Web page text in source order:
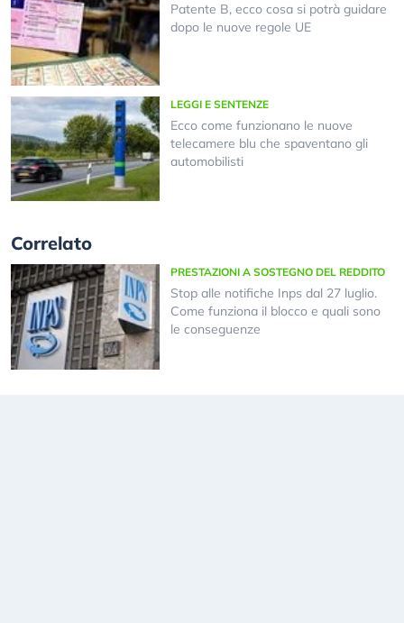
Patente B, ecco cosa si potrà guidare
dopo le nuove regole UE
LEGGI E SENTENZE
Ecco come funzionano le nuove
telecamere blu che spaventano gli
automobilisti
Correlato
PRESTAZIONI A SOSTEGNO DEL REDDITO
Stop alle notifiche Inps dal 27 luglio.
Come funziona il blocco e quali sono
le conseguenze